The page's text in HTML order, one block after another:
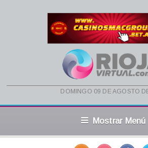
domingo 09 de agosto
Mostrar Menú